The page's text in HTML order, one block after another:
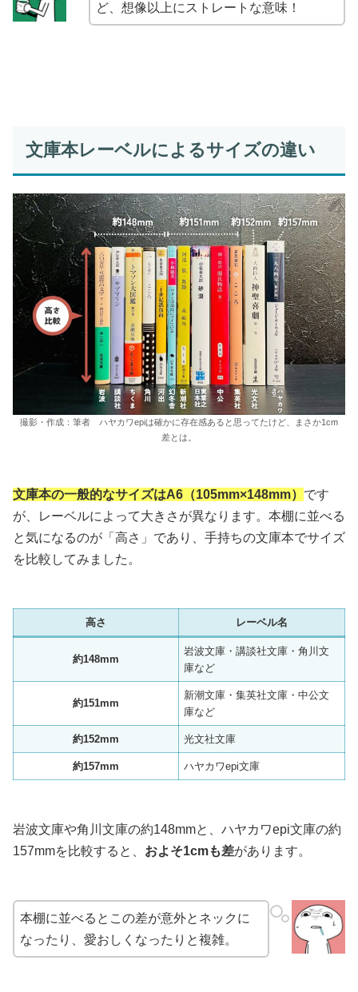
ど、想像以上にストレートな意味！
文庫本レーベルによるサイズの違い
撮影・作成：筆者 ハヤカワepiは確かに存在感あると思ってたけど、まさか1cm
差とは。
文庫本の一般的なサイズはA6（105mm×148mm） です
が、レーベルによって大きさが異なります。本棚に並べる
と気になるのが「高さ」であり、手持ちの文庫本でサイズ
を比較してみました。
高さ レーベル名
約148mm
岩波文庫・講談社文庫・角川文
庫など
約151mm
新潮文庫・集英社文庫・中公文
庫など
約152mm 光文社文庫
約157mm ハヤカワepi文庫
岩波文庫や角川文庫の約148mmと、ハヤカワepi文庫の約
157mmを比較すると、 およそ1cmも差があります。
本棚に並べるとこの差が意外とネックに
なったり、愛おしくなったりと複雑。